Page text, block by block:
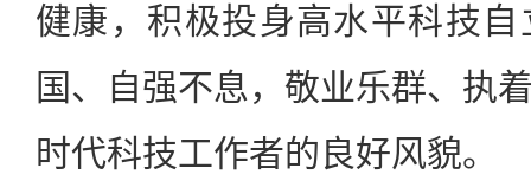
健康，积极投身高水平科技
国、自强不息，敬业乐群、执
时代科技工作者的良好风貌。